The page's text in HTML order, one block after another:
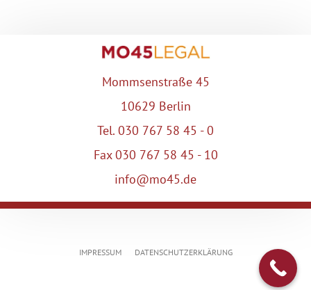
Mommsenstraße 45
10629 Berlin
Tel. 030 767 58 45 - 0
Fax 030 767 58 45 - 10
info@mo45.de
IMPRESSUM DATENSCHUTZERKLÄRUNG